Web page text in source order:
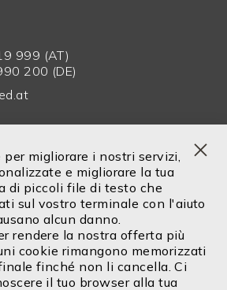
999 (AT)
200 (DE)
00
336
– ISOLED ITALIA
migliorare i nostri servizi,
e migliorare la tua
di piccoli file di testo che
sul vostro terminale con l'aiuto
alcun danno.
rendere la nostra offerta più
cookie rimangono memorizzati
finché non li cancella. Ci
il tuo browser alla tua